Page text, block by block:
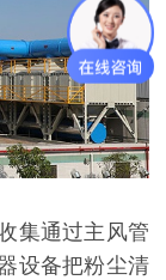
集通过主风管
设备把粉尘清